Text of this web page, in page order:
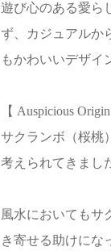
遊び心のある愛ら
ず、カジュアルか
もかわいいデザイ
【 Auspicious Origin
サクランボ（桜桃
考えられてきまし
風水においてもサ
き寄せる助けにな